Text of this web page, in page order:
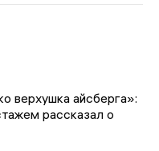
верхушка айсберга»:
рассказал о